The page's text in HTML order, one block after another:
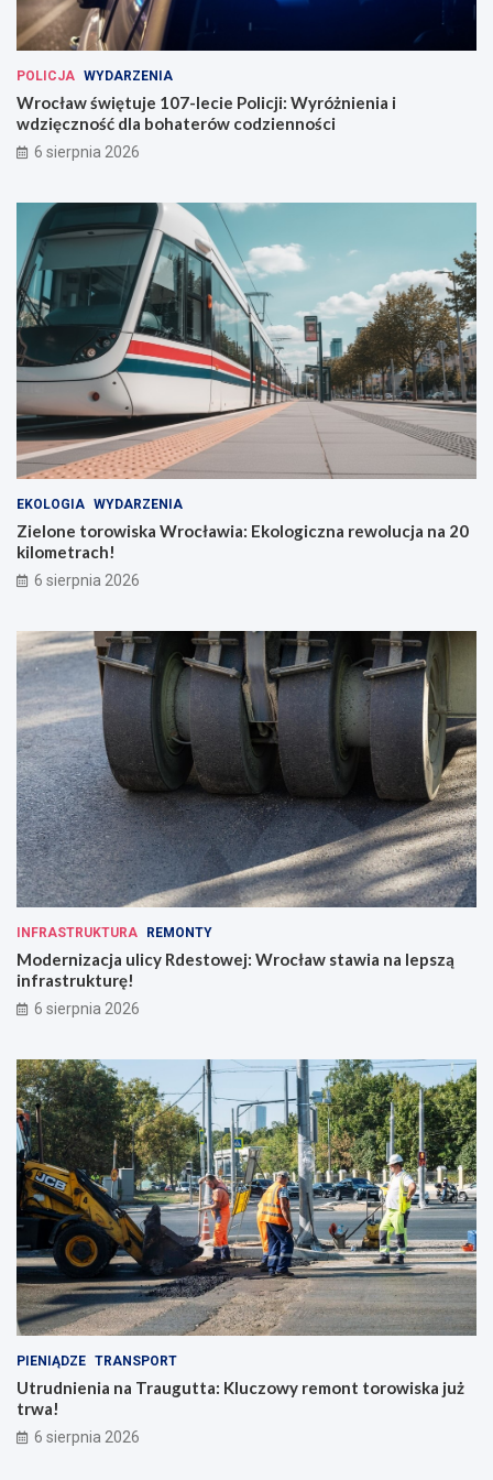
c
ł
w
i
u
POLICJA WYDARZENIA
Wrocław świętuje 107-lecie Policji: Wyróżnienia i
wdzięczność dla bohaterów codzienności
6 sierpnia 2026
EKOLOGIA WYDARZENIA
Zielone torowiska Wrocławia: Ekologiczna rewolucja na 20
kilometrach!
6 sierpnia 2026
INFRASTRUKTURA REMONTY
Modernizacja ulicy Rdestowej: Wrocław stawia na lepszą
infrastrukturę!
6 sierpnia 2026
PIENIĄDZE TRANSPORT
Utrudnienia na Traugutta: Kluczowy remont torowiska już
trwa!
6 sierpnia 2026